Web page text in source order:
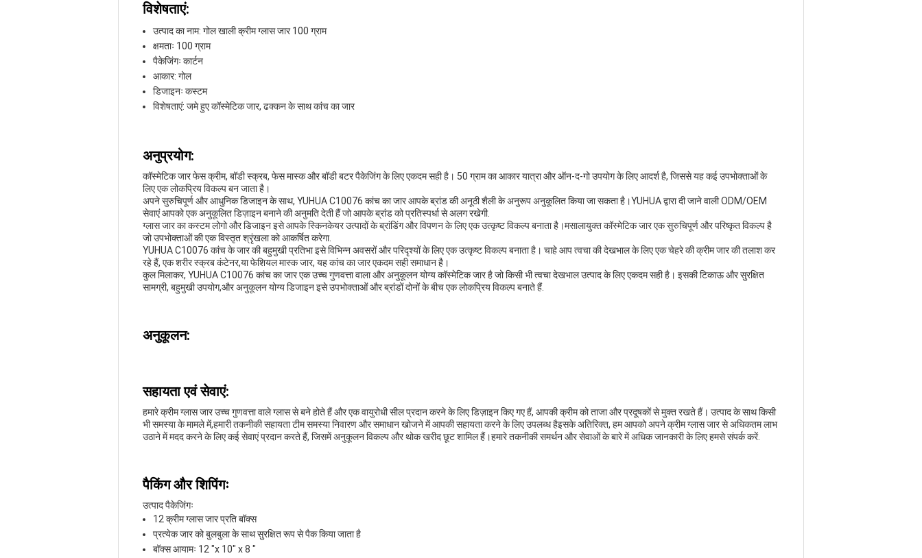
विशेषताएं:
उत्पाद का नाम: गोल खाली क्रीम ग्लास जार 100 ग्राम
क्षमताः 100 ग्राम
पैकेजिंगः कार्टन
आकार: गोल
डिजाइनः कस्टम
विशेषताएं: जमे हुए कॉस्मेटिक जार, ढक्कन के साथ कांच का जार
अनुप्रयोग:
कॉस्मेटिक जार फेस क्रीम, बॉडी स्क्रब, फेस मास्क और बॉडी बटर पैकेजिंग के लिए एकदम सही है। 50 ग्राम का आकार यात्रा और ऑन-द-गो उपयोग के लिए आदर्श है, जिससे यह कई उपभोक्ताओं के
लिए एक लोकप्रिय विकल्प बन जाता है।
अपने सुरुचिपूर्ण और आधुनिक डिजाइन के साथ, YUHUA C10076 कांच का जार आपके ब्रांड की अनूठी शैली के अनुरूप अनुकूलित किया जा सकता है।YUHUA द्वारा दी जाने वाली ODM/OEM
सेवाएं आपको एक अनुकूलित डिज़ाइन बनाने की अनुमति देती हैं जो आपके ब्रांड को प्रतिस्पर्धा से अलग रखेगी.
ग्लास जार का कस्टम लोगो और डिजाइन इसे आपके स्किनकेयर उत्पादों के ब्रांडिंग और विपणन के लिए एक उत्कृष्ट विकल्प बनाता है।मसालायुक्त कॉस्मेटिक जार एक सुरुचिपूर्ण और परिष्कृत विकल्प है
जो उपभोक्ताओं की एक विस्तृत श्रृंखला को आकर्षित करेगा.
YUHUA C10076 कांच के जार की बहुमुखी प्रतिभा इसे विभिन्न अवसरों और परिदृश्यों के लिए एक उत्कृष्ट विकल्प बनाता है। चाहे आप त्वचा की देखभाल के लिए एक चेहरे की क्रीम जार की तलाश कर
रहे हैं, एक शरीर स्क्रब कंटेनर,या फेशियल मास्क जार, यह कांच का जार एकदम सही समाधान है।
कुल मिलाकर, YUHUA C10076 कांच का जार एक उच्च गुणवत्ता वाला और अनुकूलन योग्य कॉस्मेटिक जार है जो किसी भी त्वचा देखभाल उत्पाद के लिए एकदम सही है। इसकी टिकाऊ और सुरक्षित
सामग्री, बहुमुखी उपयोग,और अनुकूलन योग्य डिजाइन इसे उपभोक्ताओं और ब्रांडों दोनों के बीच एक लोकप्रिय विकल्प बनाते हैं.
अनुकूलन:
सहायता एवं सेवाएं:
हमारे क्रीम ग्लास जार उच्च गुणवत्ता वाले ग्लास से बने होते हैं और एक वायुरोधी सील प्रदान करने के लिए डिज़ाइन किए गए हैं, आपकी क्रीम को ताजा और प्रदूषकों से मुक्त रखते हैं। उत्पाद के साथ किसी
भी समस्या के मामले में,हमारी तकनीकी सहायता टीम समस्या निवारण और समाधान खोजने में आपकी सहायता करने के लिए उपलब्ध हैइसके अतिरिक्त, हम आपको अपने क्रीम ग्लास जार से अधिकतम लाभ
उठाने में मदद करने के लिए कई सेवाएं प्रदान करते हैं, जिसमें अनुकूलन विकल्प और थोक खरीद छूट शामिल हैं।हमारे तकनीकी समर्थन और सेवाओं के बारे में अधिक जानकारी के लिए हमसे संपर्क करें.
पैकिंग और शिपिंगः
उत्पाद पैकेजिंगः
12 क्रीम ग्लास जार प्रति बॉक्स
प्रत्येक जार को बुलबुला के साथ सुरक्षित रूप से पैक किया जाता है
बॉक्स आयामः 12 "x 10" x 8 "